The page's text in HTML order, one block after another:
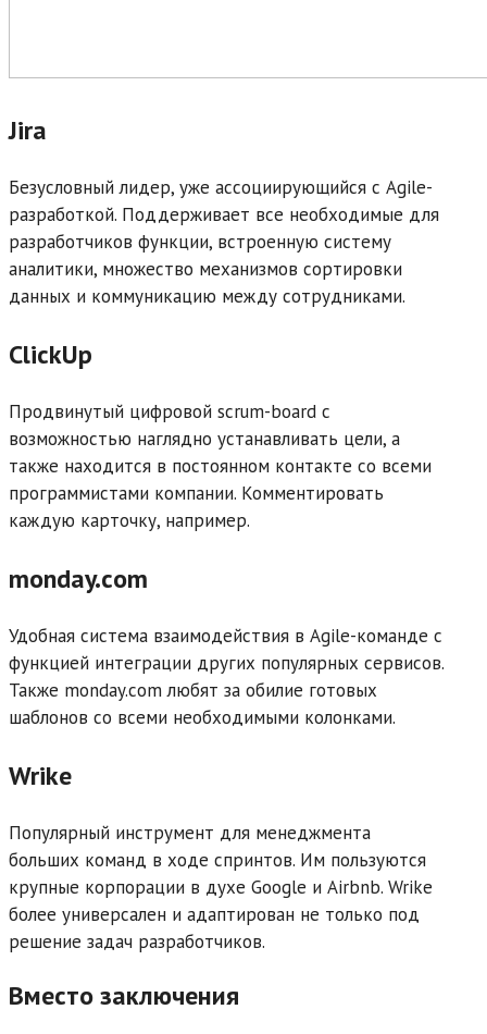
Jira
Безусловный лидер, уже ассоциирующийся с Agile-
разработкой. Поддерживает все необходимые для
разработчиков функции, встроенную систему
аналитики, множество механизмов сортировки
данных и коммуникацию между сотрудниками.
ClickUp
Продвинутый цифровой scrum-board с
возможностью наглядно устанавливать цели, а
также находится в постоянном контакте со всеми
программистами компании. Комментировать
каждую карточку, например.
monday.com
Удобная система взаимодействия в Agile-команде с
функцией интеграции других популярных сервисов.
Также monday.com любят за обилие готовых
шаблонов со всеми необходимыми колонками.
Wrike
Популярный инструмент для менеджмента
больших команд в ходе спринтов. Им пользуются
крупные корпорации в духе Google и Airbnb. Wrike
более универсален и адаптирован не только под
решение задач разработчиков.
Вместо заключения